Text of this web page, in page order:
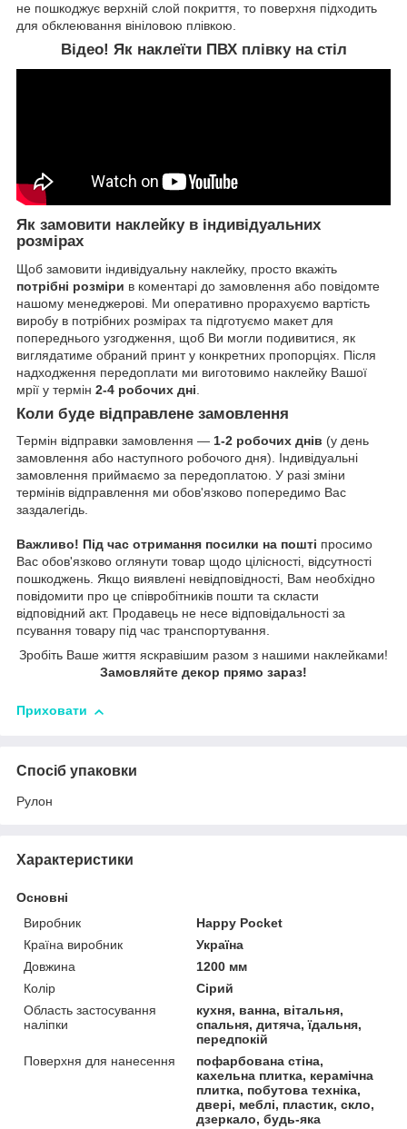
не пошкоджує верхній слой покриття, то поверхня підходить
для обклеювання вініловою плівкою.
Відео! Як наклеїти ПВХ плівку на стіл
Як замовити наклейку в індивідуальних
розмірах
Щоб замовити індивідуальну наклейку, просто вкажіть
потрібні розміри в коментарі до замовлення або повідомте
нашому менеджерові. Ми оперативно прорахуємо вартість
виробу в потрібних розмірах та підготуємо макет для
попереднього узгодження, щоб Ви могли подивитися, як
виглядатиме обраний принт у конкретних пропорціях. Після
надходження передоплати ми виготовимо наклейку Вашої
мрії у термін 2-4 робочих дні
Коли буде відправлене замовлення
Термін відправки замовлення — 1-2 робочих днів (у день
замовлення або наступного робочого дня). Індивідуальні
замовлення приймаємо за передоплатою. У разі зміни
термінів відправлення ми обов'язково попередимо Вас
заздалегідь.
Важливо! Під час отримання посилки на пошті просимо
Вас обов'язково оглянути товар щодо цілісності, відсутності
пошкоджень. Якщо виявлені невідповідності, Вам необхідно
повідомити про це співробітників пошти та скласти
відповідний акт. Продавець не несе відповідальності за
псування товару під час транспортування.
Зробіть Ваше життя яскравішим разом з нашими наклейками!
Замовляйте декор прямо зараз!
Приховати
Спосіб упаковки
Рулон
Характеристики
Основні
Виробник
Happy Pocket
Країна виробник
Україна
Довжина
1200 мм
Колір
Сірий
Область застосування
наліпки
кухня, ванна, вітальня,
спальня, дитяча, їдальня,
передпокій
Поверхня для нанесення
пофарбована стіна,
кахельна плитка, керамічна
плитка, побутова техніка,
двері, меблі, пластик, скло,
дзеркало, будь-яка